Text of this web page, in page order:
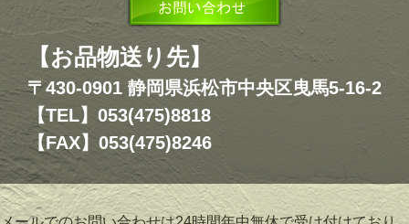
【お品物送り先】
〒430-0901 静岡県浜松市中央区曳馬5-16-2
【TEL】053(475)8818
【FAX】053(475)8246